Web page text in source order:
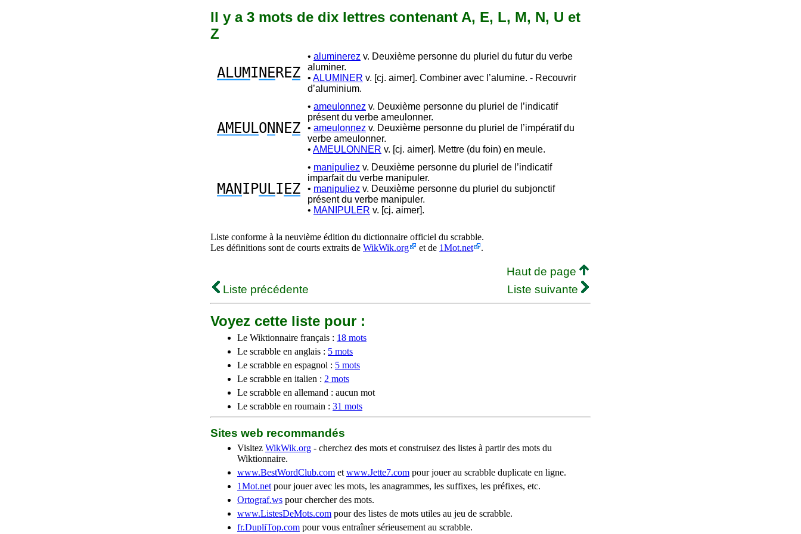
Il y a 3 mots de dix lettres contenant A, E, L, M, N, U et
Z
ALUMI NEREZ
• aluminerez v. Deuxième personne du pluriel du futur du verbe
aluminer.
• ALUMINER v. [cj. aimer]. Combiner avec l’alumine. - Recouvrir
d’aluminium.
AMEULON NEZ
• ameulonnez v. Deuxième personne du pluriel de l’indicatif
présent du verbe ameulonner.
• ameulonnez v. Deuxième personne du pluriel de l’impératif du
verbe ameulonner.
• AMEULONNER v. [cj. aimer]. Mettre (du foin) en meule.
MANIPULI EZ
• manipuliez v. Deuxième personne du pluriel de l’indicatif
imparfait du verbe manipuler.
• manipuliez v. Deuxième personne du pluriel du subjonctif
présent du verbe manipuler.
• MANIPULER v. [cj. aimer].
Liste conforme à la neuvième édition du dictionnaire officiel du scrabble.
Les définitions sont de courts extraits de WikWik.org et de 1Mot.net .
Haut de page
Liste précédente
Liste suivante
Voyez cette liste pour :
Le Wiktionnaire français : 18 mots
Le scrabble en anglais : 5 mots
Le scrabble en espagnol : 5 mots
Le scrabble en italien : 2 mots
Le scrabble en allemand : aucun mot
Le scrabble en roumain : 31 mots
Sites web recommandés
Visitez WikWik.org - cherchez des mots et construisez des listes à partir des mots du
Wiktionnaire.
www.BestWordClub.com et www.Jette7.com pour jouer au scrabble duplicate en ligne.
1Mot.net pour jouer avec les mots, les anagrammes, les suffixes, les préfixes, etc.
Ortograf.ws pour chercher des mots.
www.ListesDeMots.com pour des listes de mots utiles au jeu de scrabble.
fr.DupliTop.com pour vous entraîner sérieusement au scrabble.